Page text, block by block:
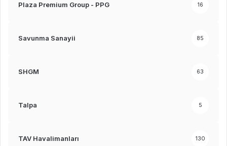
Plaza Premium Group - PPG 16
Savunma Sanayii 85
SHGM 63
Talpa 5
TAV Havalimanları 130